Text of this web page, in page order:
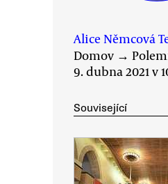
Alice Němcová
Domov →
9. dubna 2021 v
Související